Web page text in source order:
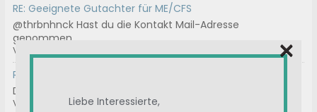
RE: Geeignete Gutachter für ME/CFS
@thrbnhnck Hast du die Kontakt Mail-Adresse
genommen...
Von
RE: Chargen-Nummer
Das können wir machen.
Von , Vor 3 Wochen
Liebe Interessierte,
×